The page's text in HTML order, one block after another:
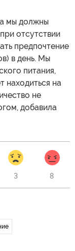
мы должны
отсутствии
предпочтение
в день. Мы
питания,
находиться на
не
добавила
3 8